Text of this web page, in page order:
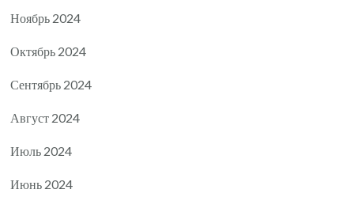
Ноябрь 2024
Октябрь 2024
Сентябрь 2024
Август 2024
Июль 2024
Июнь 2024